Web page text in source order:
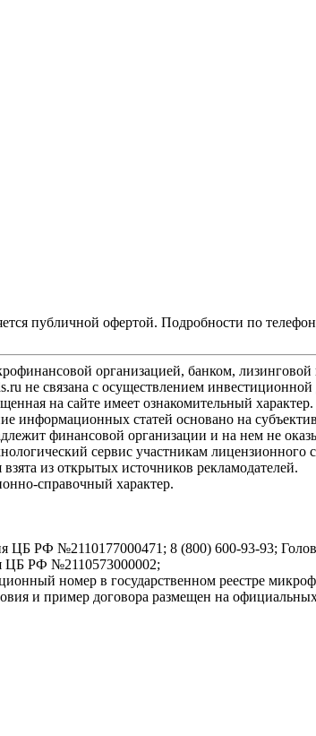
публичной офертой. Подробности по
организацией, банком,
не связана с осуществлением
на сайте имеет ознакомительный
статей основано на
финансовой организации и на нем не
сервис участникам лицензионного
из открытых источников рекламодателей.
справочный характер.
№2110177000471; 8 (800) 600-93-93;
ЦБ РФ №2110573000002;
номер в государственном реестре
и пример договора размещен на